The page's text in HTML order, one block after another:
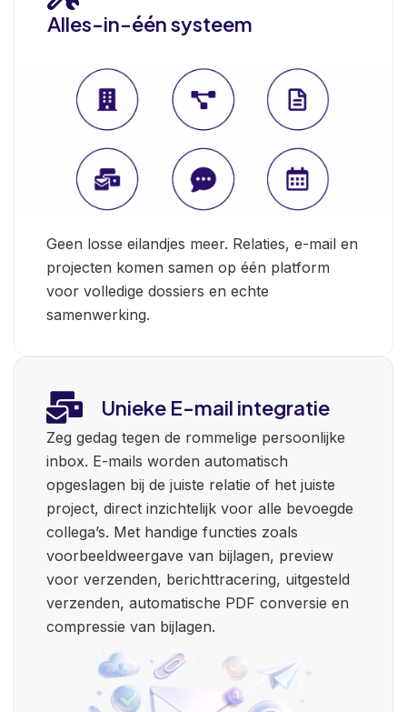
Alles-in-één systeem
Geen losse eilandjes meer. Relaties, e-mail en
projecten komen samen op één platform
voor volledige dossiers en echte
samenwerking.
Unieke E-mail integratie
Zeg gedag tegen de rommelige persoonlijke
inbox. E-mails worden automatisch
opgeslagen bij de juiste relatie of het juiste
project, direct inzichtelijk voor alle bevoegde
collega’s. Met handige functies zoals
voorbeeldweergave van bijlagen, preview
voor verzenden, berichttracering, uitgesteld
verzenden, automatische PDF conversie en
compressie van bijlagen.